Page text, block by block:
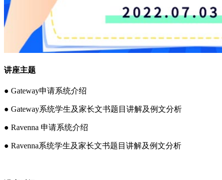
讲座主题
● Gateway申请系统介绍
● Gateway系统学生及家长文书题目讲解及例文分析
● Ravenna 申请系统介绍
● Ravenna系统学生及家长文书题目讲解及例文分析